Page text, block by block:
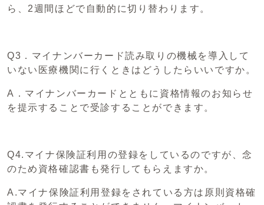
ら、2週間ほどで自動的に切り替わります。
Q3．マイナンバーカード読み取りの機械を導入して
いない医療機関に行くときはどうしたらいいですか。
A．マイナンバーカードとともに資格情報のお知らせ
を提示することで受診することができます。
Q4.マイナ保険証利用の登録をしているのですが、念
のため資格確認書も発行してもらえますか。
A.マイナ保険証利用登録をされている方は原則資格確